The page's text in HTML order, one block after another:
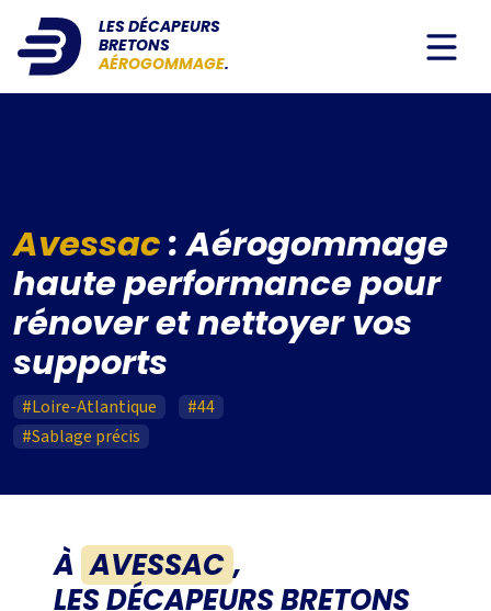
LES DÉCAPEURS
BRETONS
AÉROGOMMAGE.
Avessac: Aérogommage
haute performance pour
rénover et nettoyer vos
supports
#Loire-Atlantique
#44
#Sablage précis
À AVESSAC ,
LES DÉCAPEURS BRETONS